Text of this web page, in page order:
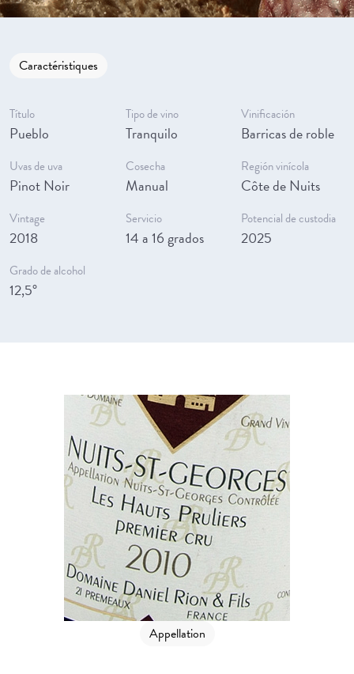
Caractéristiques
Título
Pueblo
Tipo de vino
Tranquilo
Vinificación
Barricas de roble
Uvas de uva
Pinot Noir
Cosecha
Manual
Región vinícola
Côte de Nuits
Vintage
2018
Servicio
14 a 16 grados
Potencial de custodia
2025
Grado de alcohol
12,5°
Appellation